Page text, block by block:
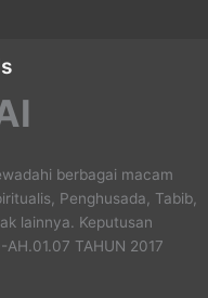
berbagai macam
Penghusada, Tabib,
lainnya. Keputusan
TAHUN 2017